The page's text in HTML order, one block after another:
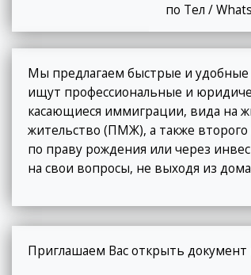
по Тел /
Мы предлагаем быстрые и удобные
ищут профессиональные и
касающиеся иммиграции, вида на
жительство (ПМЖ), а также второго
по праву рождения или через
на свои вопросы, не выходя из
Приглашаем Вас открыть документ